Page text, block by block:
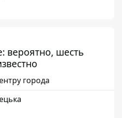
вероятно, шесть
города